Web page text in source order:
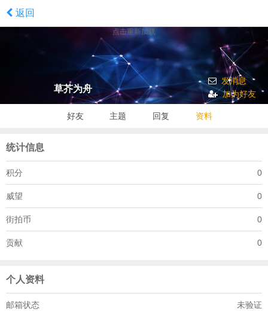
返回
点击重新加载
草芥为舟
发消息
加为好友
好友 主题 回复 资料
统计信息
积分 0
威望 0
街拍币 0
贡献 0
个人资料
邮箱状态 未验证